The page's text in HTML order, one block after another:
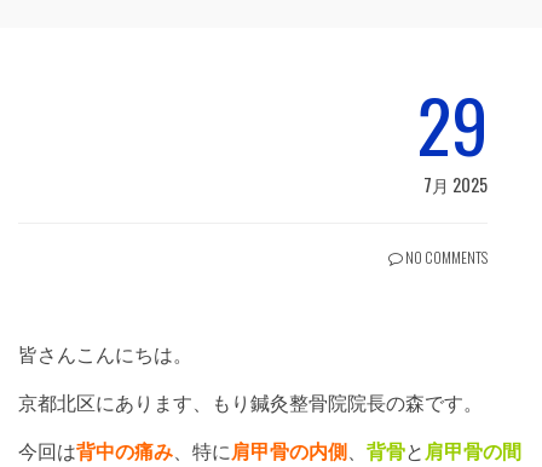
29
7月 2025
NO COMMENTS
皆さんこんにちは。
京都北区にあります、もり鍼灸整骨院院長の森です。
今回は背中の痛み、特に肩甲骨の内側、 背骨と肩甲骨の間